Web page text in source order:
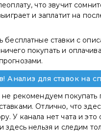
что звучит
и заплатит на
бесплатные ставки с
покупать и
Анализ для ставок на
не рекомендуем
Отлично, что
У канала нет чата и
здесь нельзя и следим